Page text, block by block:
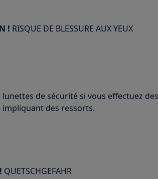
! RISQUE DE BLESSURE AUX YEUX
lunettes de sécurité si vous effectuez
des ressorts.
QUETSCHGEFAHR